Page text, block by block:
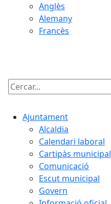
Anglès
Alemany
Francès
Cercar:
Ajuntament
Alcaldia
Calendari laboral
Cartipàs municipal
Comunicació
Escut municipal
Govern